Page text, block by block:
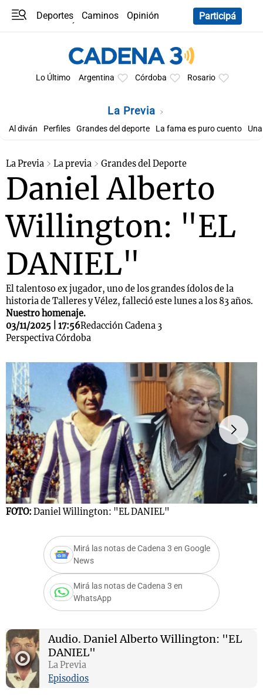
Deportes Caminos
Opinión
Participá
Lo Último Argentina Córdoba Rosario
La Previa
Al diván Perfiles Grandes del deporte La fama es puro cuento
La Previa La previa Grandes del Deporte
Daniel Alberto
Willington: "EL
DANIEL"
El talentoso ex jugador, uno de los grandes ídolos de la
historia de Talleres y Vélez, falleció este lunes a los 83 años.
Nuestro homenaje.
03/11/2025 | 17:56Redacción Cadena 3
Perspectiva Córdoba
FOTO: Daniel Willington: "EL DANIEL"
Mirá las notas de Cadena 3 en Google
News
Mirá las notas de Cadena 3 en
WhatsApp
Audio. Daniel Alberto Willington: "EL
DANIEL"
La Previa
Episodios
Notas
Notas
La Sole en